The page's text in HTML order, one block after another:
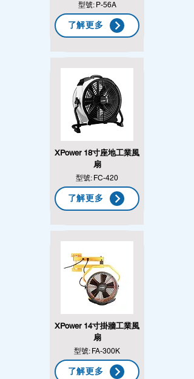
型號: P-56A
了解更多
XPower 18寸座地工業風
扇
型號: FC-420
了解更多
XPower 14寸掛牆工業風
扇
型號: FA-300K
了解更多